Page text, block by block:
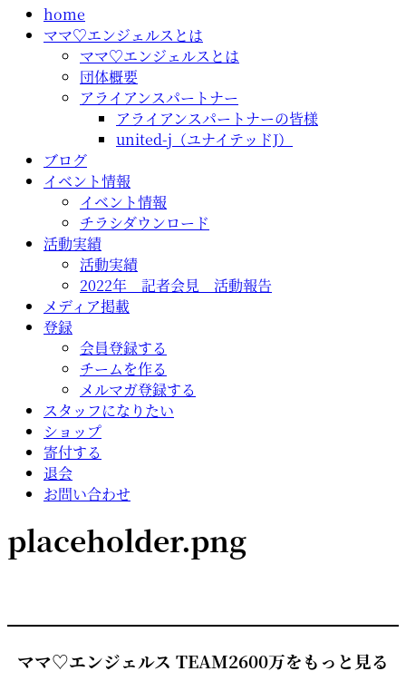
home
ママ♡エンジェルスとは
ママ♡エンジェルスとは
団体概要
アライアンスパートナー
アライアンスパートナーの皆様
united-j（ユナイテッドJ）
ブログ
イベント情報
イベント情報
チラシダウンロード
活動実績
活動実績
2022年 記者会見 活動報告
メディア掲載
登録
会員登録する
チームを作る
メルマガ登録する
スタッフになりたい
ショップ
寄付する
退会
お問い合わせ
placeholder.png
ママ♡エンジェルス TEAM2600万をもっと見る